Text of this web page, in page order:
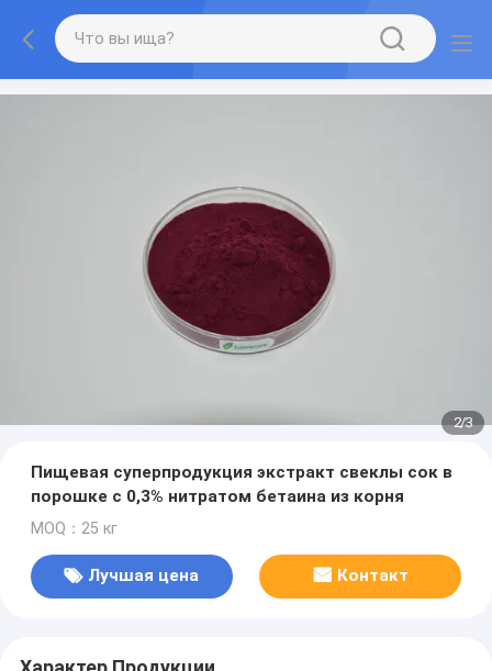
2/3
Пищевая суперпродукция экстракт свеклы сок в
порошке с 0,3% нитратом бетаина из корня
MOQ：25 кг
Лучшая цена Контакт